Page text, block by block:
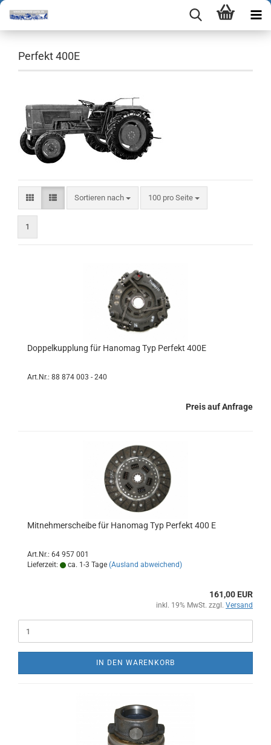
Perfekt 400E
Sortieren nach
Sortieren nach 100 pro Seite
pro Seite
1
Doppelkupplung für Hanomag Typ Perfekt 400E
Art.Nr.: 88 874 003 - 240
Preis auf Anfrage
Mitnehmerscheibe für Hanomag Typ Perfekt 400 E
Art.Nr.: 64 957 001
Lieferzeit:
ca. 1-3 Tage (Ausland abweichend)
161,00 EUR
inkl. 19% MwSt. zzgl. Versand
IN DEN WARENKORB